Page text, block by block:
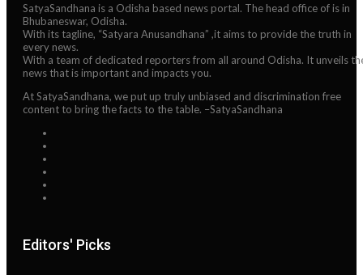
SatyaSandhana is a Odisha based news portal. The head office of is in
Bhubaneswar, Odisha.
With its tagline, “Satyara Anusandhana” ,it aims to provide the truth in
every news.
With a team of dedicated reporters from all around Odisha. It unveils
news that is important and impacts you.
At SatyaSandhana, we put up truly unbiased and discrimination free
content to bring the facts to the table. –SatyaSandhana
Editors' Picks